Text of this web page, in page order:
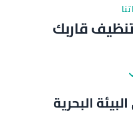
قاربك
البحرية